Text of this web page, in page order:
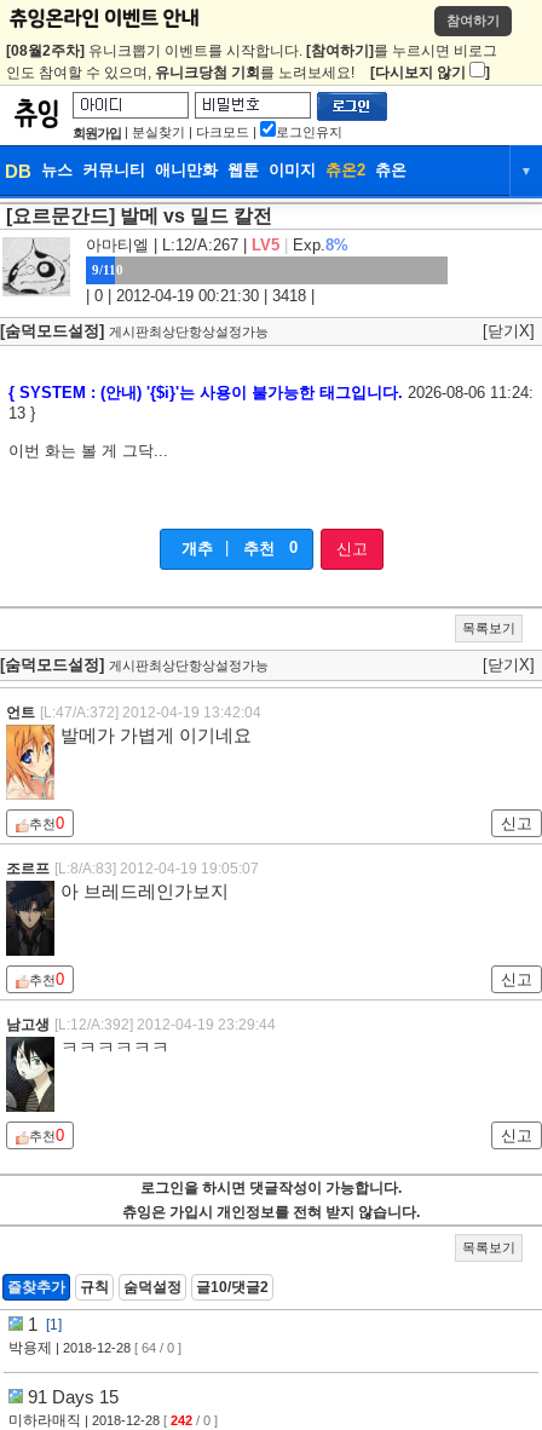
참여하기
[08월2주차] 유니크뽑기 이벤트를 시작합니다. [참여하기] 를 누르시면 비로그
인도 참여할 수 있으며, 유니크당첨 기회 를 노려보세요! [다시보지 않기 ]
회원가입 | 분실찾기 | 다크모드 | 로그인유지
DB 뉴스 커뮤니티 애니만화 웹툰 이미지 츄온2 츄온 ▼
DB 뉴스
웹툰 이미지 츄온2
[요르문간드] 발메 vs 밀드 칼전
아마티엘 | L:12/A:267 | LV5 Exp.8%
9/110
| 0 | 2012-04-19 00:21:30 | 3418 |
[숨덕모드설정] 게시판최상단항상설정가능 [닫기X]
{ SYSTEM : (안내) '{$i}'는 사용이 불가능한 태그입니다. 2026-08-06 11:24:
13 }
이번 화는 볼 게 그닥...
개추 추천 0 신고
목록보기
[숨덕모드설정] 게시판최상단항상설정가능 [닫기X]
언트 [L:47/A:372] 2012-04-19 13:42:04
발메가 가볍게 이기네요
추천0 신고
조르프 [L:8/A:83] 2012-04-19 19:05:07
아 브레드레인가보지
추천0 신고
남고생 [L:12/A:392] 2012-04-19 23:29:44
ㅋㅋㅋㅋㅋㅋ
추천0 신고
로그인을 하시면 댓글작성이 가능합니다.
츄잉은 가입시 개인정보를 전혀 받지 않습니다.
목록보기
즐찾추가 규칙 숨덕설정 글10/댓글2
1
[1]
박용제
| 2018-12-28 [ 64 / 0 ]
91 Days 15
미하라매직 | 2018-12-28 [ 242 / 0 ]